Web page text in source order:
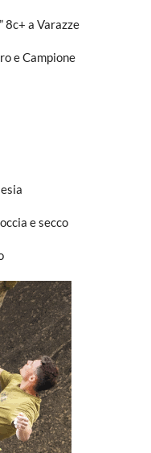
8c+ a Varazze
e Campione
e secco